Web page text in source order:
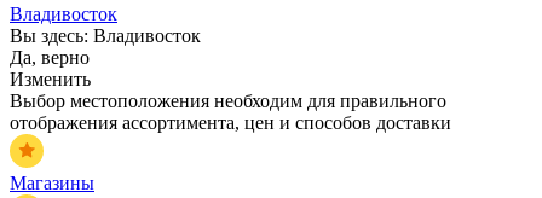
Владивосток
Вы здесь: Владивосток
Да, верно
Изменить
Выбор местоположения необходим для правильного
отображения ассортимента, цен и способов доставки
Магазины